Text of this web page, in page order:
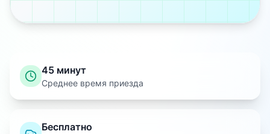
45 минут
Среднее время приезда
Бесплатно